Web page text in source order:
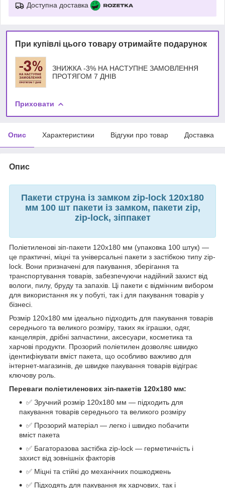
Доступна доставка
При купівлі цього товару отримайте подарунок
ЗНИЖКА -3% НА НАСТУПНЕ ЗАМОВЛЕННЯ
ПРОТЯГОМ 7 ДНІВ
Приховати
Опис Характеристики Відгуки про товар Доставка
Опис
Пакети струна із замком zip-lock 120x180
мм 100 шт пакети із замком, пакети zip,
zip-lock, зіппакет
Поліетиленові зіп-пакети 120x180 мм (упаковка 100 штук) —
це практичні, міцні та універсальні пакети з застібкою типу zip-
lock. Вони призначені для пакування, зберігання та
транспортування товарів, забезпечуючи надійний захист від
вологи, пилу, бруду та запахів. Ці пакети є відмінним вибором
для використання як у побуті, так і для пакування товарів у
бізнесі.
Розмір 120x180 мм ідеально підходить для пакування товарів
середнього та великого розміру, таких як іграшки, одяг,
канцелярія, дрібні запчастини, аксесуари, косметика та
харчові продукти. Прозорий поліетилен дозволяє швидко
ідентифікувати вміст пакета, що особливо важливо для
інтернет-магазинів, де швидке пакування товарів відіграє
ключову роль.
Переваги поліетиленових зіп-пакетів 120x180 мм:
✅ Зручний розмір 120x180 мм — підходить для
пакування товарів середнього та великого розміру
✅ Прозорий матеріал — легко і швидко побачити
вміст пакета
✅ Багаторазова застібка zip-lock — герметичність і
захист від зовнішніх факторів
✅ Міцні та стійкі до механічних пошкоджень
✅ Підходять для пакування як харчових, так і